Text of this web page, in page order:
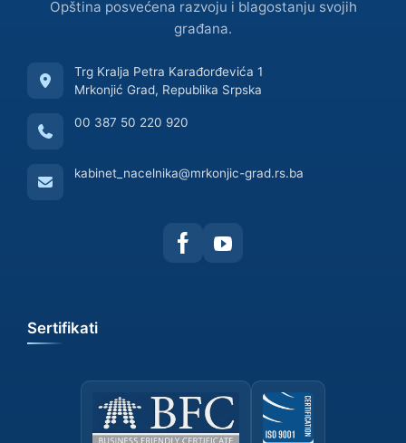
Opština posvećena razvoju i blagostanju svojih
građana.
Trg Kralja Petra Karađorđevića 1
Mrkonjić Grad, Republika Srpska
00 387 50 220 920
kabinet_nacelnika@mrkonjic-grad.rs.ba
Sertifikati